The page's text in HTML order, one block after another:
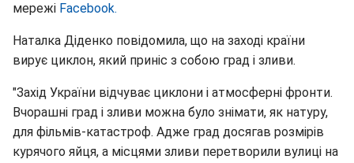
мережі Facebook.
Наталка Діденко повідомила, що на заході країни
вирує циклон, який приніс з собою град і зливи.
"Захід України відчуває циклони і атмосферні фронти.
Вчорашні град і зливи можна було знімати, як натуру,
для фільмів-катастроф. Адже град досягав розмірів
курячого яйця, а місцями зливи перетворили вулиці на